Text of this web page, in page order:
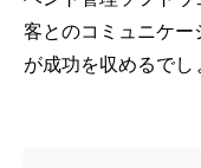
客とのコミュニケー
が成功を収めるでし